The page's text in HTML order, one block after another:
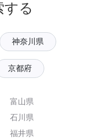
する
神奈川県
京都府
富山県
石川県
福井県